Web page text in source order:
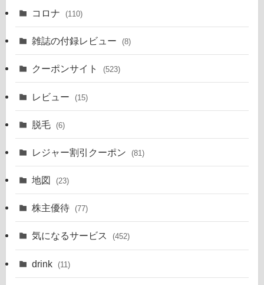
コロナ (110)
雑誌の付録レビュー (8)
クーポンサイト (523)
レビュー (15)
脱毛 (6)
レジャー割引クーポン (81)
地図 (23)
株主優待 (77)
気になるサービス (452)
drink (11)